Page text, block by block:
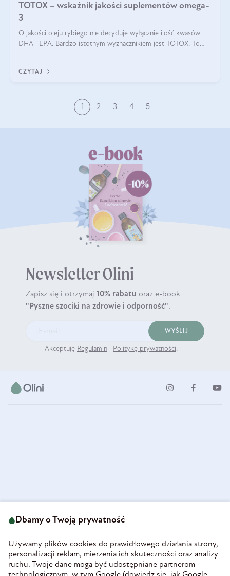
TOTOX – wskaźnik jakości suplementów omega-
3
O jakości oleju rybiego nie decyduje wyłącznie ilość kwasów
DHA i EPA. Bardzo istotnym wyznacznikiem jest TOTOX. To
CZYTAJ
1 2 3 4 5
Newsletter Olini
Zapisz się i otrzymaj 10% rabatu oraz e-book
"Pyszne szociki na zdrowie i odporność".
WYŚLIJ
Akceptuję Regulamin i Politykę prywatności.
58-160 Świebodzice
REGON 890213034
INFORMACJE
Dbamy o Twoją prywatność
Używamy plików cookies do prawidłowego działania strony,
personalizacji reklam, mierzenia ich skuteczności oraz analizy
ruchu. Twoje dane mogą być udostępniane partnerom